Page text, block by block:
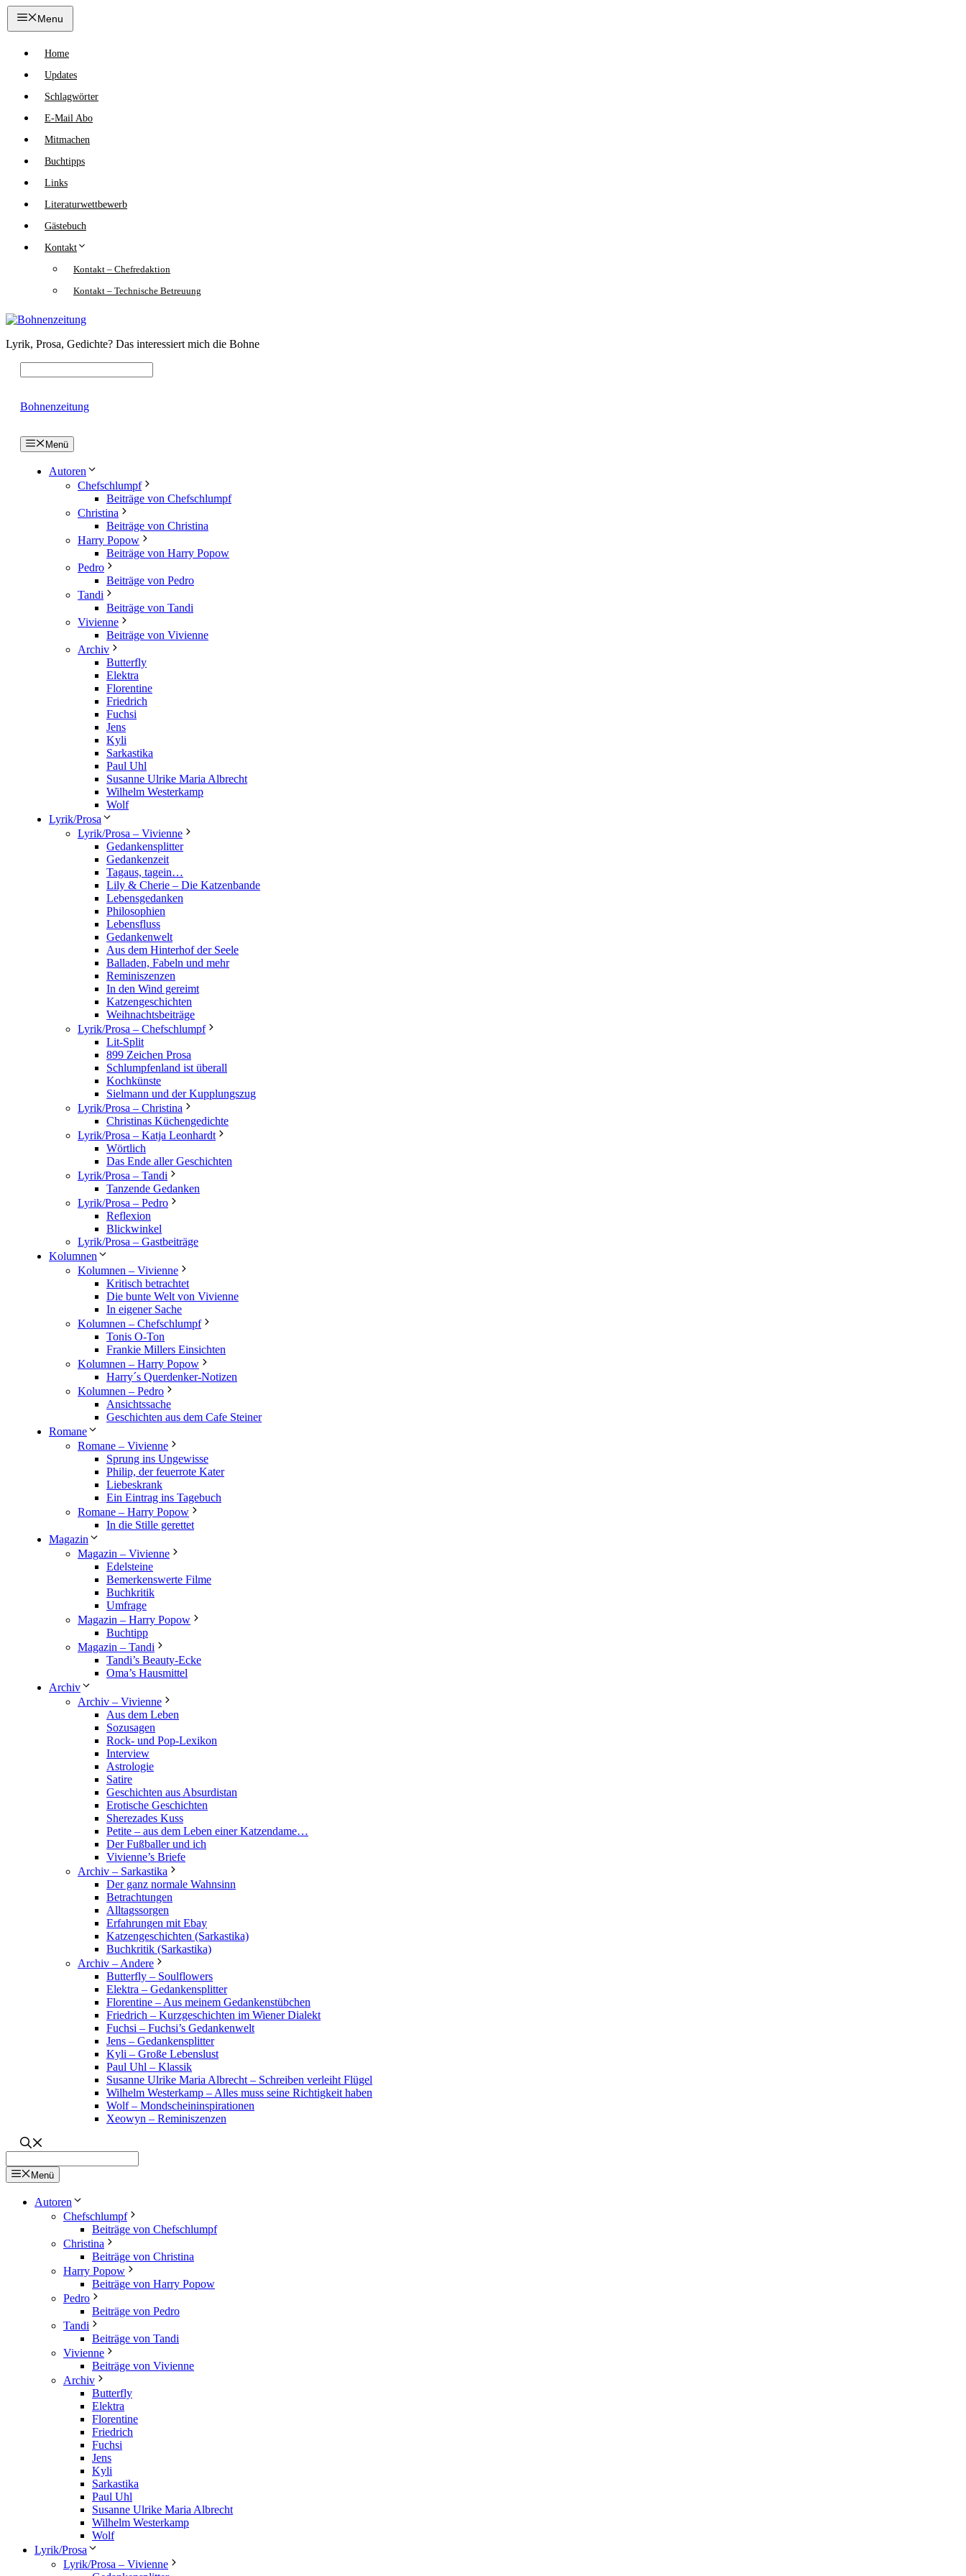
Zum
Inhalt
Menu
Home
Updates
Schlagwörter
E-Mail Abo
Mitmachen
Buchtipps
Links
Literaturwettbewerb
Gästebuch
Kontakt
Kontakt – Chefredaktion
Kontakt – Technische Betreuung
Lyrik, Prosa, Gedichte? Das interessiert mich die Bohne
Bohnenzeitung
Menü
Autoren
Chefschlumpf
Beiträge von Chefschlumpf
Christina
Beiträge von Christina
Harry Popow
Beiträge von Harry Popow
Pedro
Beiträge von Pedro
Tandi
Beiträge von Tandi
Vivienne
Beiträge von Vivienne
Archiv
Butterfly
Elektra
Florentine
Friedrich
Fuchsi
Jens
Kyli
Sarkastika
Paul Uhl
Susanne Ulrike Maria Albrecht
Wilhelm Westerkamp
Wolf
Lyrik/Prosa
Lyrik/Prosa – Vivienne
Gedankensplitter
Gedankenzeit
Tagaus, tagein…
Lily & Cherie – Die Katzenbande
Lebensgedanken
Philosophien
Lebensfluss
Gedankenwelt
Aus dem Hinterhof der Seele
Balladen, Fabeln und mehr
Reminiszenzen
In den Wind gereimt
Katzengeschichten
Weihnachtsbeiträge
Lyrik/Prosa – Chefschlumpf
Lit-Split
899 Zeichen Prosa
Schlumpfenland ist überall
Kochkünste
Sielmann und der Kupplungszug
Lyrik/Prosa – Christina
Christinas Küchengedichte
Lyrik/Prosa – Katja Leonhardt
Wörtlich
Das Ende aller Geschichten
Lyrik/Prosa – Tandi
Tanzende Gedanken
Lyrik/Prosa – Pedro
Reflexion
Blickwinkel
Lyrik/Prosa – Gastbeiträge
Kolumnen
Kolumnen – Vivienne
Kritisch betrachtet
Die bunte Welt von Vivienne
In eigener Sache
Kolumnen – Chefschlumpf
Tonis O-Ton
Frankie Millers Einsichten
Kolumnen – Harry Popow
Harry´s Querdenker-Notizen
Kolumnen – Pedro
Ansichtssache
Geschichten aus dem Cafe Steiner
Romane
Romane – Vivienne
Sprung ins Ungewisse
Philip, der feuerrote Kater
Liebeskrank
Ein Eintrag ins Tagebuch
Romane – Harry Popow
In die Stille gerettet
Magazin
Magazin – Vivienne
Edelsteine
Bemerkenswerte Filme
Buchkritik
Umfrage
Magazin – Harry Popow
Buchtipp
Magazin – Tandi
Tandi’s Beauty-Ecke
Oma’s Hausmittel
Archiv
Archiv – Vivienne
Aus dem Leben
Sozusagen
Rock- und Pop-Lexikon
Interview
Astrologie
Satire
Geschichten aus Absurdistan
Erotische Geschichten
Sherezades Kuss
Petite – aus dem Leben einer Katzendame…
Der Fußballer und ich
Vivienne’s Briefe
Archiv – Sarkastika
Der ganz normale Wahnsinn
Betrachtungen
Alltagssorgen
Erfahrungen mit Ebay
Katzengeschichten (Sarkastika)
Buchkritik (Sarkastika)
Archiv – Andere
Butterfly – Soulflowers
Elektra – Gedankensplitter
Florentine – Aus meinem Gedankenstübchen
Friedrich – Kurzgeschichten im Wiener Dialekt
Fuchsi – Fuchsi’s Gedankenwelt
Jens – Gedankensplitter
Kyli – Große Lebenslust
Paul Uhl – Klassik
Susanne Ulrike Maria Albrecht – Schreiben verleiht Flügel
Wilhelm Westerkamp – Alles muss seine Richtigkeit haben
Wolf – Mondscheininspirationen
Xeowyn – Reminiszenzen
Menü
Autoren
Chefschlumpf
Beiträge von Chefschlumpf
Christina
Beiträge von Christina
Harry Popow
Beiträge von Harry Popow
Pedro
Beiträge von Pedro
Tandi
Beiträge von Tandi
Vivienne
Beiträge von Vivienne
Archiv
Butterfly
Elektra
Florentine
Friedrich
Fuchsi
Jens
Kyli
Sarkastika
Paul Uhl
Susanne Ulrike Maria Albrecht
Wilhelm Westerkamp
Wolf
Lyrik/Prosa
Lyrik/Prosa – Vivienne